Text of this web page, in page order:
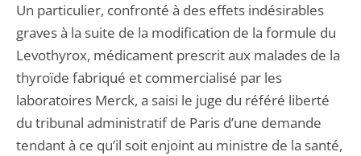
Un particulier, confronté à des effets indésirables
graves à la suite de la modification de la formule du
Levothyrox, médicament prescrit aux malades de la
thyroïde fabriqué et commercialisé par les
laboratoires Merck, a saisi le juge du référé liberté
du tribunal administratif de Paris d’une demande
tendant à ce qu’il soit enjoint au ministre de la santé,